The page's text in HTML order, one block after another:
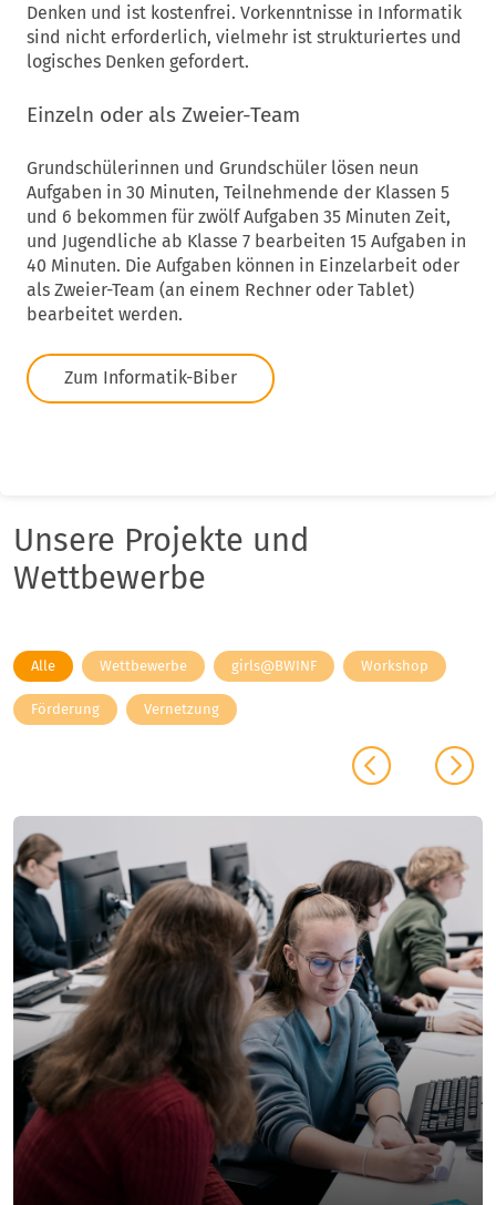
Denken und ist kostenfrei. Vorkenntnisse in Informatik
sind nicht erforderlich, vielmehr ist strukturiertes und
logisches Denken gefordert.
Einzeln oder als Zweier-Team
Grundschülerinnen und Grundschüler lösen neun
Aufgaben in 30 Minuten, Teilnehmende der Klassen 5
und 6 bekommen für zwölf Aufgaben 35 Minuten Zeit,
und Jugendliche ab Klasse 7 bearbeiten 15 Aufgaben in
40 Minuten. Die Aufgaben können in Einzelarbeit oder
als Zweier-Team (an einem Rechner oder Tablet)
bearbeitet werden.
Zum Informatik-Biber
Unsere Projekte und
Wettbewerbe
Alle Wettbewerbe girls@BWINF Workshop
Förderung Vernetzung